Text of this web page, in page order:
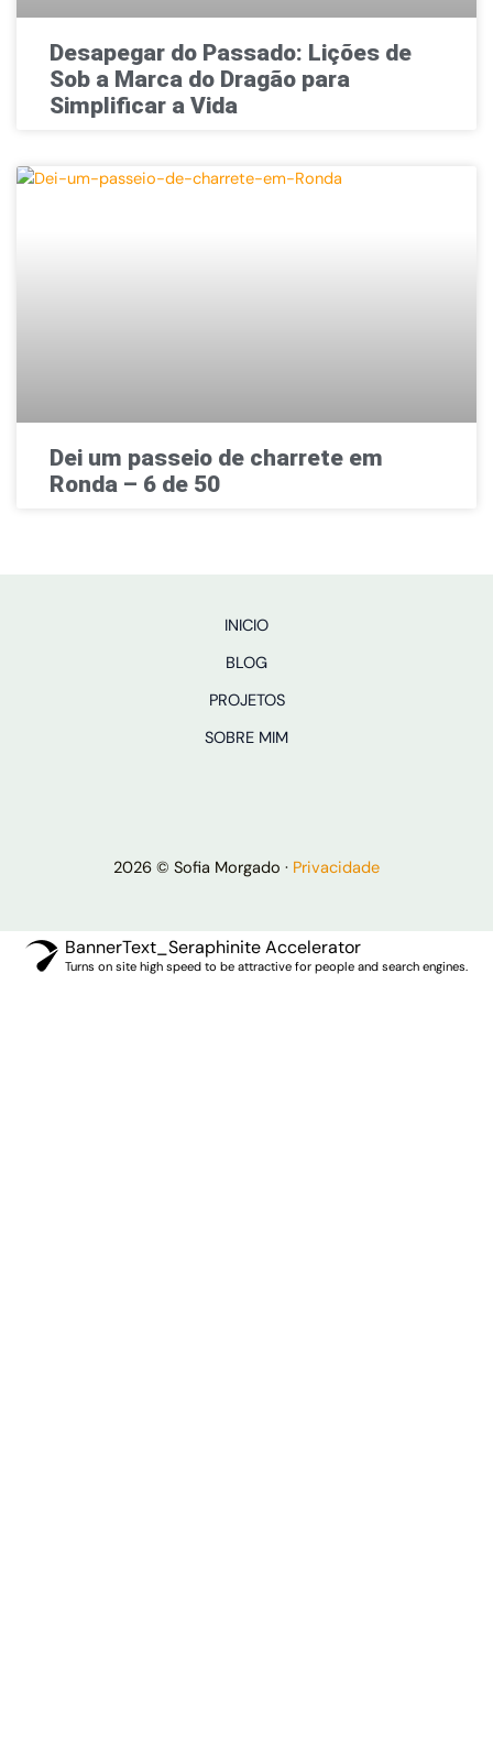
Desapegar do Passado: Lições de
Sob a Marca do Dragão para
Simplificar a Vida
Dei um passeio de charrete em
Ronda – 6 de 50
INICIO
BLOG
PROJETOS
SOBRE MIM
2026 © Sofia Morgado · Privacidade
BannerText_Seraphinite Accelerator
Turns on site high speed to be attractive for people and search engines.